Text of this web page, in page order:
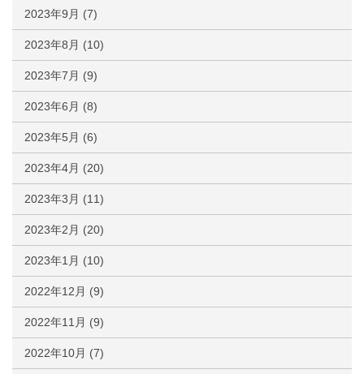
2023年9月 (7)
2023年8月 (10)
2023年7月 (9)
2023年6月 (8)
2023年5月 (6)
2023年4月 (20)
2023年3月 (11)
2023年2月 (20)
2023年1月 (10)
2022年12月 (9)
2022年11月 (9)
2022年10月 (7)